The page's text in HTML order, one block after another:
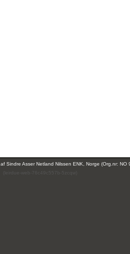
af Sindre Asser Netland Nilssen ENK, Norge (Org.nr: NO
(leirdue-web-76c49c557b-5zcqw)